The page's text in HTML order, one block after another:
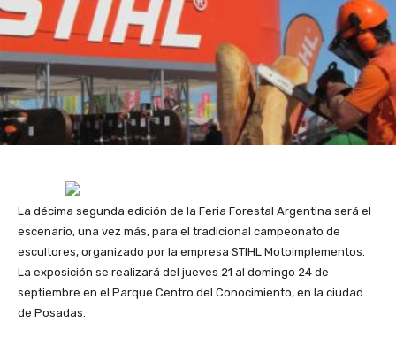
La décima segunda edición de la Feria Forestal Argentina será el
escenario, una vez más, para el tradicional campeonato de
escultores, organizado por la empresa STIHL Motoimplementos.
La exposición se realizará del jueves 21 al domingo 24 de
septiembre en el Parque Centro del Conocimiento, en la ciudad
de Posadas.